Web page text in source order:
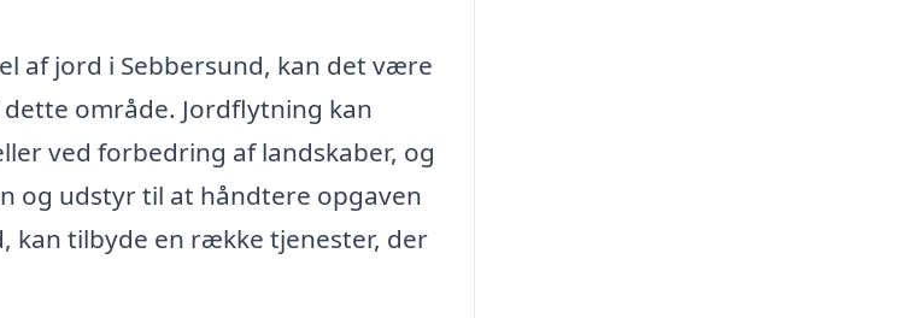
af jord i Sebbersund, kan det være
område. Jordflytning kan
ved forbedring af landskaber, og
og udstyr til at håndtere opgaven
kan tilbyde en række tjenester, der